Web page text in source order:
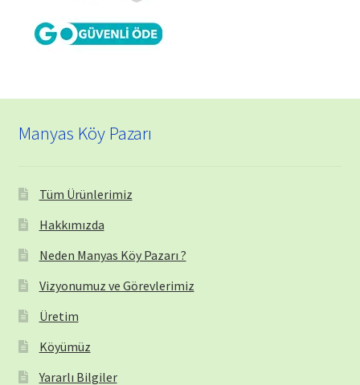
Manyas Köy Pazarı
Tüm Ürünlerimiz
Hakkımızda
Neden Manyas Köy Pazarı ?
Vizyonumuz ve Görevlerimiz
Üretim
Köyümüz
Yararlı Bilgiler